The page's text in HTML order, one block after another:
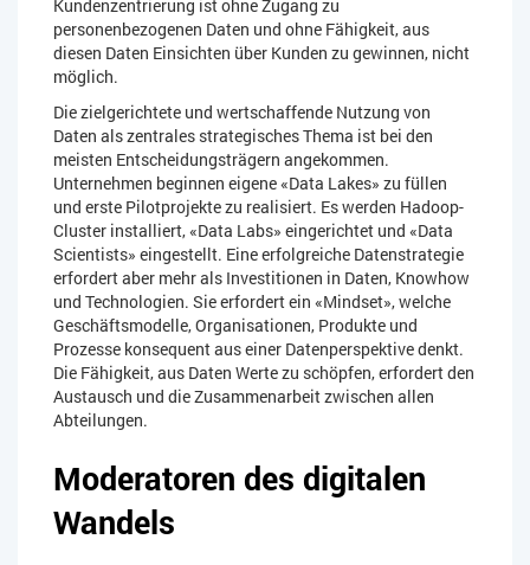
Kundenzentrierung ist ohne Zugang zu
personenbezogenen Daten und ohne Fähigkeit, aus
diesen Daten Einsichten über Kunden zu gewinnen, nicht
möglich.
Die zielgerichtete und wertschaffende Nutzung von
Daten als zentrales strategisches Thema ist bei den
meisten Entscheidungsträgern angekommen.
Unternehmen beginnen eigene «Data Lakes» zu füllen
und erste Pilotprojekte zu realisiert. Es werden Hadoop-
Cluster installiert, «Data Labs» eingerichtet und «Data
Scientists» eingestellt. Eine erfolgreiche Datenstrategie
erfordert aber mehr als Investitionen in Daten, Knowhow
und Technologien. Sie erfordert ein «Mindset», welche
Geschäftsmodelle, Organisationen, Produkte und
Prozesse konsequent aus einer Datenperspektive denkt.
Die Fähigkeit, aus Daten Werte zu schöpfen, erfordert den
Austausch und die Zusammenarbeit zwischen allen
Abteilungen.
Moderatoren des digitalen
Wandels